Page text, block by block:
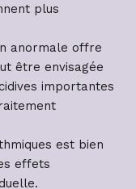
plus
anormale offre
être envisagée
importantes
est bien
effets